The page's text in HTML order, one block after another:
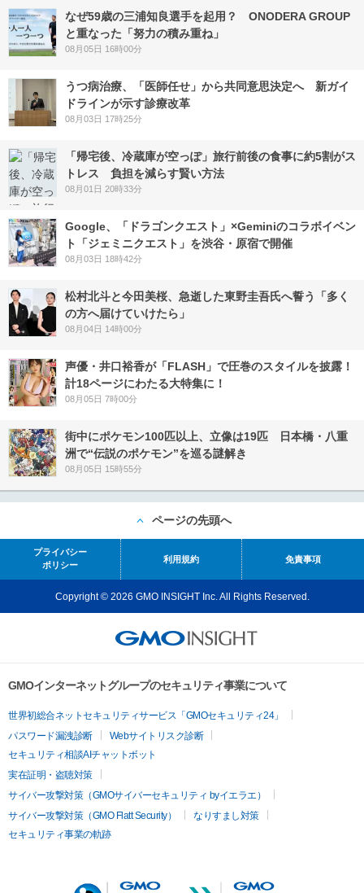
なぜ59歳の三浦知良選手を起用？ ONODERA GROUP
と重なった「努力の積み重ね」
08月05日 16時00分
うつ病治療、「医師任せ」から共同意思決定へ 新ガイ
ドラインが示す診療改革
08月03日 17時25分
「帰宅後、冷蔵庫が空っぽ」旅行前後の食事に約5割がス
トレス 負担を減らす賢い方法
08月01日 20時33分
Google、「ドラゴンクエスト」×Geminiのコラボイベン
ト「ジェミニクエスト」を渋谷・原宿で開催
08月03日 18時42分
松村北斗と今田美桜、急逝した東野圭吾氏へ誓う「多く
の方へ届けていけたら」
08月04日 14時00分
声優・井口裕香が「FLASH」で圧巻のスタイルを披露！
計18ページにわたる大特集に！
08月05日 7時00分
街中にポケモン100匹以上、立像は19匹 日本橋・八重
洲で“伝説のポケモン”を巡る謎解き
08月05日 15時55分
ページの先頭へ
プライバシー
ポリシー
利用規約 免責事項
Copyright © 2026 GMO INSIGHT Inc. All Rights Reserved.
GMOインターネットグループのセキュリティ事業について
世界初総合ネットセキュリティサービス「GMOセキュリティ24」
パスワード漏洩診断
Webサイトリスク診断
セキュリティ相談AIチャットボット
実在証明・盗聴対策
サイバー攻撃対策（GMOサイバーセキュリティ byイエラエ）
サイバー攻撃対策（GMO Flatt Security）
なりすまし対策
セキュリティ事業の軌跡